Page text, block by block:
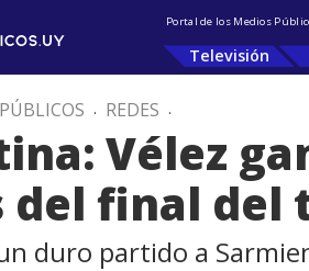
Portal de los Medios
Televisión
. REDES .
Vélez
del final del
duro partido a